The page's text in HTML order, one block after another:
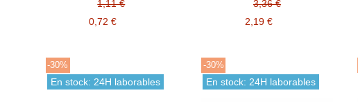
original S0722370
1,11 €
0,72 €
compatible 38 mm x 90 mm
3,36 €
2,19 €
-30%
En stock: 24H laborables
-30%
En stock: 24H laborables